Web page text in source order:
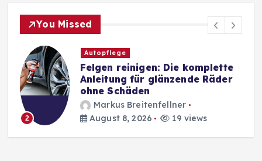
You Missed
2
Autopflege
Felgen reinigen: Die komplette
Anleitung für glänzende Räder
ohne Schäden
Markus Breitenfellner
August 8, 2026
19 views